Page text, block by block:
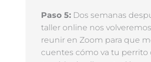
Paso 5: Dos semanas
taller online nos
reunir en Zoom para que
cuentes cómo va tu perrito